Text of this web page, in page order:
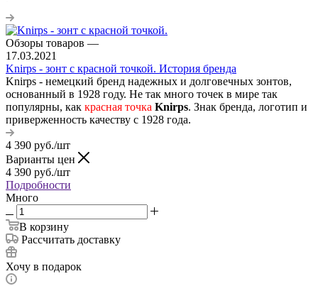
Обзоры товаров —
17.03.2021
Knirps - зонт с красной точкой. История бренда
Knirps - немецкий бренд надежных и долговечных зонтов,
основанный в 1928 году. Не так много точек в мире так
популярны, как красная точка Knirps. Знак бренда, логотип и
приверженность качеству с 1928 года.
4 390 руб./шт
Варианты цен
4 390 руб./шт
Подробности
Много
В корзину
Рассчитать доставку
Хочу в подарок